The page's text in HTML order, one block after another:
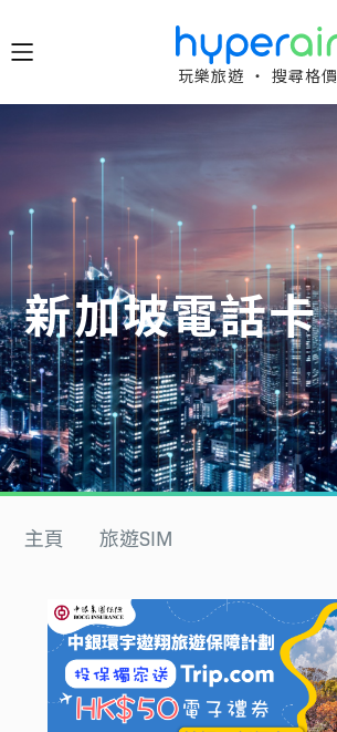
隨時隨
地 醒目
旅遊
下載 HyperAir
應用程式並首
次登記，即享
HK$10 優惠迎
新禮遇！
立即下
載 App
HyperAir
玩樂旅遊 ‧ 搜尋格價
新加坡電話卡
主頁 旅遊SIM